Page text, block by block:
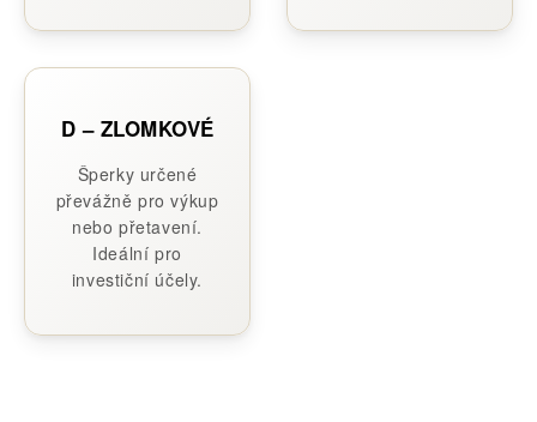
D – ZLOMKOVÉ
Šperky určené
převážně pro výkup
nebo přetavení.
Ideální pro
investiční účely.